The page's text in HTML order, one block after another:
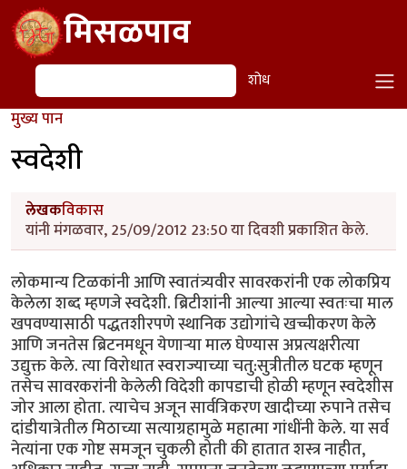
Skip to main contentमिसळपाव
शोध शोध
मुख्य पान
स्वदेशी
लेखकविकास
यांनी मंगळवार, 25/09/2012 23:50 या दिवशी प्रकाशित केले.
लोकमान्य टिळकांनी आणि स्वातंत्र्यवीर सावरकरांनी एक लोकप्रिय
केलेला शब्द म्हणजे स्वदेशी. ब्रिटीशांनी आल्या आल्या स्वतःचा माल
खपवण्यासाठी पद्धतशीरपणे स्थानिक उद्योगांचे खच्चीकरण केले
आणि जनतेस ब्रिटनमधून येणार्‍या माल घेण्यास अप्रत्यक्षरीत्या
उद्युक्त केले. त्या विरोधात स्वराज्याच्या चतु:सुत्रीतील घटक म्हणून
तसेच सावरकरांनी केलेली विदेशी कापडाची होळी म्हणून स्वदेशीस
जोर आला होता. त्याचेच अजून सार्वत्रिकरण खादीच्या रुपाने तसेच
दांडीयात्रेतील मिठाच्या सत्याग्रहामुळे महात्मा गांधींनी केले. या सर्व
नेत्यांना एक गोष्ट समजून चुकली होती की हातात शस्त्र नाहीत,